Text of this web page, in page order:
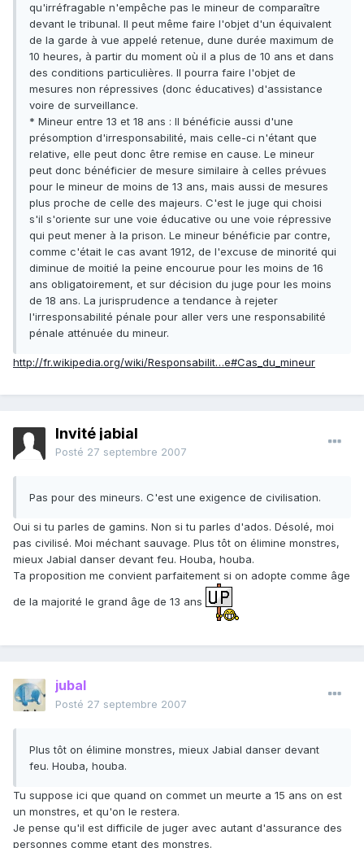
qu'irréfragable n'empêche pas le mineur de comparaître
devant le tribunal. Il peut même faire l'objet d'un équivalent
de la garde à vue appelé retenue, dune durée maximum de
10 heures, à partir du moment où il a plus de 10 ans et dans
des conditions particulières. Il pourra faire l'objet de
mesures non répressives (donc éducatives) d'assistance
voire de surveillance.
* Mineur entre 13 et 18 ans : Il bénéficie aussi d'une
présomption d'irresponsabilité, mais celle-ci n'étant que
relative, elle peut donc être remise en cause. Le mineur
peut donc bénéficier de mesure similaire à celles prévues
pour le mineur de moins de 13 ans, mais aussi de mesures
plus proche de celle des majeurs. C'est le juge qui choisi
s'il s'oriente sur une voie éducative ou une voie répressive
qui peut mener à la prison. Le mineur bénéficie par contre,
comme c'était le cas avant 1912, de l'excuse de minorité qui
diminue de moitié la peine encourue pour les moins de 16
ans obligatoirement, et sur décision du juge pour les moins
de 18 ans. La jurisprudence a tendance à rejeter
l'irresponsabilité pénale pour aller vers une responsabilité
pénale atténuée du mineur.
http://fr.wikipedia.org/wiki/Responsabilit…e#Cas_du_mineur
Invité jabial
Posté 27 septembre 2007
Pas pour des mineurs. C'est une exigence de civilisation.
Oui si tu parles de gamins. Non si tu parles d'ados. Désolé, moi
pas civilisé. Moi méchant sauvage. Plus tôt on élimine monstres,
mieux Jabial danser devant feu. Houba, houba.
Ta proposition me convient parfaitement si on adopte comme âge
de la majorité le grand âge de 13 ans
jubal
Posté 27 septembre 2007
Plus tôt on élimine monstres, mieux Jabial danser devant
feu. Houba, houba.
Tu suppose ici que quand on commet un meurte a 15 ans on est
un monstres, et qu'on le restera.
Je pense qu'il est difficile de juger avec autant d'assurance des
personnes comme etant des monstres.